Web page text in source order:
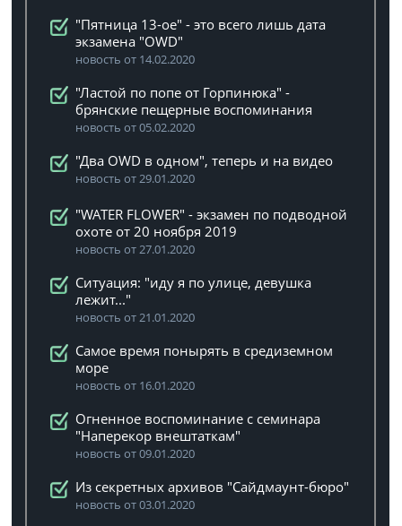
"Пятница 13-ое" - это всего лишь дата
экзамена "OWD"
новость от 14.02.2020
"Ластой по попе от Горпинюка" -
брянские пещерные воспоминания
новость от 05.02.2020
"Два OWD в одном", теперь и на видео
новость от 29.01.2020
"WATER FLOWER" - экзамен по подводной
охоте от 20 ноября 2019
новость от 27.01.2020
Ситуация: "иду я по улице, девушка
лежит..."
новость от 21.01.2020
Самое время понырять в средиземном
море
новость от 16.01.2020
Огненное воспоминание с семинара
"Наперекор внештаткам"
новость от 09.01.2020
Из секретных архивов "Сайдмаунт-бюро"
новость от 03.01.2020